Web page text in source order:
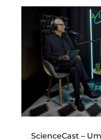
ScienceCast –